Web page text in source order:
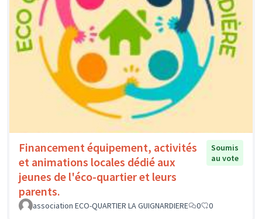
Financement équipement, activités
et animations locales dédié aux
jeunes de l'éco-quartier et leurs
parents.
Soumis
au vote
association ECO-QUARTIER LA GUIGNARDIERE 0 0